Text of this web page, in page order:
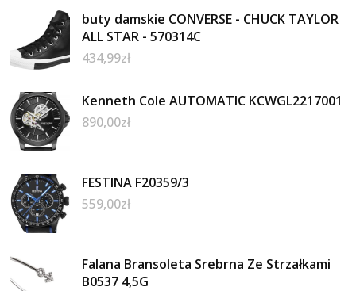
buty damskie CONVERSE - CHUCK TAYLOR
ALL STAR - 570314C
434,99zł
Kenneth Cole AUTOMATIC KCWGL2217001
890,00zł
FESTINA F20359/3
559,00zł
Falana Bransoleta Srebrna Ze Strzałkami
B0537 4,5G